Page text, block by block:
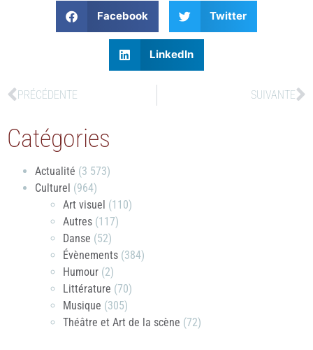
Facebook Twitter
LinkedIn
PRÉCÉDENTE SUIVANTE
Catégories
Actualité (3 573)
Culturel (964)
Art visuel (110)
Autres (117)
Danse (52)
Évènements (384)
Humour (2)
Littérature (70)
Musique (305)
Théâtre et Art de la scène (72)